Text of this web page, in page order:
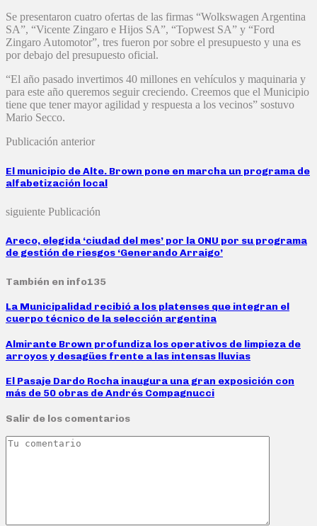
Se presentaron cuatro ofertas de las firmas “Wolkswagen Argentina
SA”, “Vicente Zingaro e Hijos SA”, “Topwest SA” y “Ford
Zingaro Automotor”, tres fueron por sobre el presupuesto y una es
por debajo del presupuesto oficial.
“El año pasado invertimos 40 millones en vehículos y maquinaria y
para este año queremos seguir creciendo. Creemos que el Municipio
tiene que tener mayor agilidad y respuesta a los vecinos” sostuvo
Mario Secco.
Publicación anterior
El municipio de Alte. Brown pone en marcha un programa de
alfabetización local
siguiente Publicación
Areco, elegida ‘ciudad del mes’ por la ONU por su programa
de gestión de riesgos ‘Generando Arraigo’
También en info135
La Municipalidad recibió a los platenses que integran el
cuerpo técnico de la selección argentina
Almirante Brown profundiza los operativos de limpieza de
arroyos y desagües frente a las intensas lluvias
El Pasaje Dardo Rocha inaugura una gran exposición con
más de 50 obras de Andrés Compagnucci
Salir de los comentarios